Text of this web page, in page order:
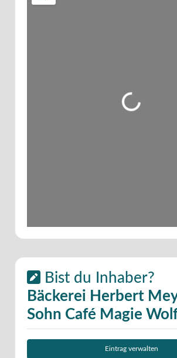
Wird geladen …
Bist du Inhaber?
Bäckerei Herbert
Sohn Café Magie
Eintrag verwalten